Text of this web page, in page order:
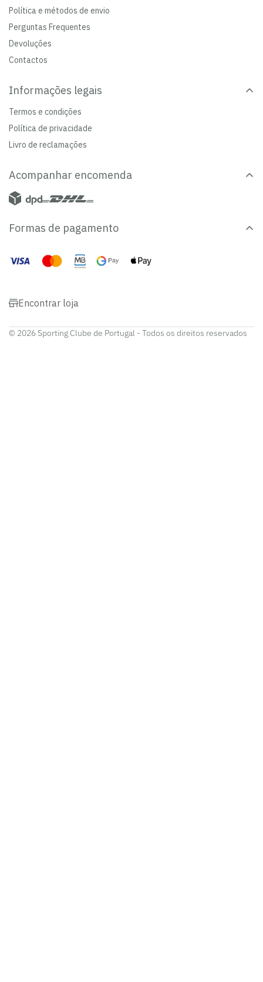
Política e métodos de envio
Perguntas Frequentes
Devoluções
Contactos
Informações legais
Termos e condições
Política de privacidade
Livro de reclamações
Acompanhar encomenda
Formas de pagamento
Encontrar loja
© 2026 Sporting Clube de Portugal - Todos os direitos reservados